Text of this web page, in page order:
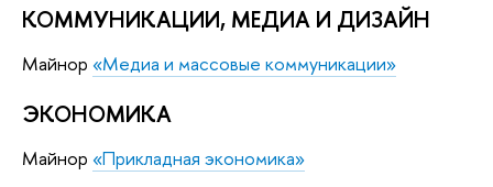
КОММУНИКАЦИИ, МЕДИА И ДИЗАЙН
Майнор «Медиа и массовые коммуникации»
ЭКОНОМИКА
Майнор «Прикладная экономика»